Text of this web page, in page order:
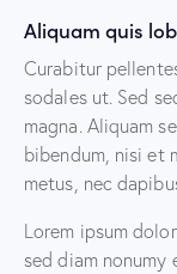
Aliquam quis
Curabitur
sodales ut. Sed
magna. Aliquam
bibendum, nisi et
metus, nec
Lorem ipsum
sed diam